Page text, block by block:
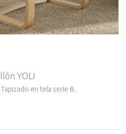
YOLI
en tela serie B.